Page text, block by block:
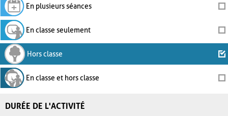
En plusieurs séances
En classe seulement
Hors classe
En classe et hors classe
DURÉE DE L'ACTIVITÉ